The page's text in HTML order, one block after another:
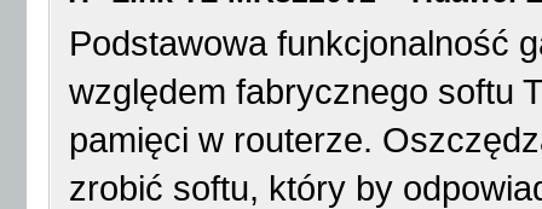
Podstawowa funkcjonalność
względem fabrycznego softu
pamięci w routerze.
zrobić softu, który by